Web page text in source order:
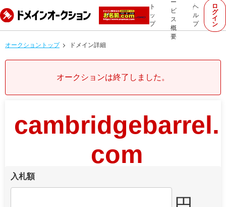
ト
ッ
プ
ー
ビ
ス
概
要
ヘ
ル
プ
ロ
グ
イ
ン
オークショントップ ドメイン詳細
オークションは終了しました。
cambridgebarrel.
com
入札額